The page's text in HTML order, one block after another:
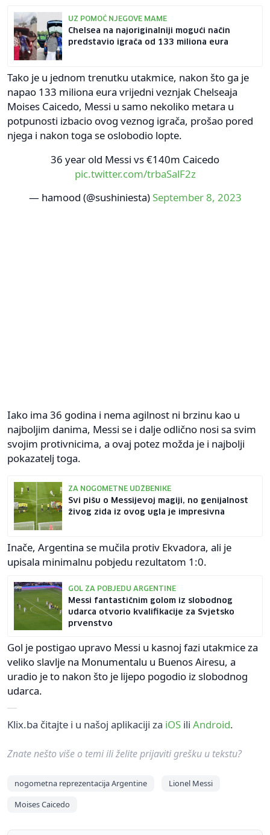
UZ POMOĆ NJEGOVE MAME
Chelsea na najoriginalniji mogući način
predstavio igrača od 133 miliona eura
Tako je u jednom trenutku utakmice, nakon što ga je
napao 133 miliona eura vrijedni veznjak Chelseaja
Moises Caicedo, Messi u samo nekoliko metara u
potpunosti izbacio ovog veznog igrača, prošao pored
njega i nakon toga se oslobodio lopte.
36 year old Messi vs €140m Caicedo
pic.twitter.com/trbaSalF2z
— hamood (@sushiniesta) September 8, 2023
Iako ima 36 godina i nema agilnost ni brzinu kao u
najboljim danima, Messi se i dalje odlično nosi sa svim
svojim protivnicima, a ovaj potez možda je i najbolji
pokazatelj toga.
ZA NOGOMETNE UDŽBENIKE
Svi pišu o Messijevoj magiji, no genijalnost
živog zida iz ovog ugla je impresivna
Inače, Argentina se mučila protiv Ekvadora, ali je
upisala minimalnu pobjedu rezultatom 1:0.
GOL ZA POBJEDU ARGENTINE
Messi fantastičnim golom iz slobodnog
udarca otvorio kvalifikacije za Svjetsko
prvenstvo
Gol je postigao upravo Messi u kasnoj fazi utakmice za
veliko slavlje na Monumentalu u Buenos Airesu, a
uradio je to nakon što je lijepo pogodio iz slobodnog
udarca.
Klix.ba čitajte i u našoj aplikaciji za iOS ili Android.
Znate nešto više o temi ili želite prijaviti grešku u tekstu?
nogometna reprezentacija Argentine
Lionel Messi
Moises Caicedo